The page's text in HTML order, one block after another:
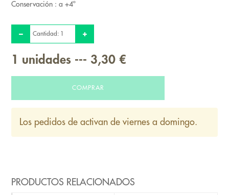
Conservación : a +4º
Cantidad:
1 unidades --- 3,30 €
COMPRAR
Los pedidos de activan de viernes a domingo.
PRODUCTOS RELACIONADOS